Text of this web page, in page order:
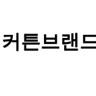
튼브랜